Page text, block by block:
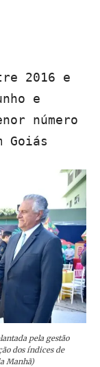
2016 e
e
número
Goiás
pela gestão
dos índices de
Manhã)